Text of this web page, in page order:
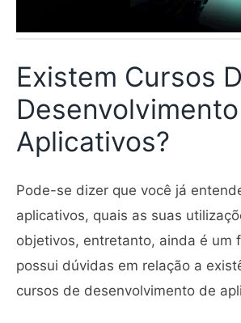
Existem Cursos
Aplicativos?
Pode-se dizer que você já
aplicativos, quais as suas
objetivos, entretanto, ainda é um
possui dúvidas em relação a
cursos de desenvolvimento de